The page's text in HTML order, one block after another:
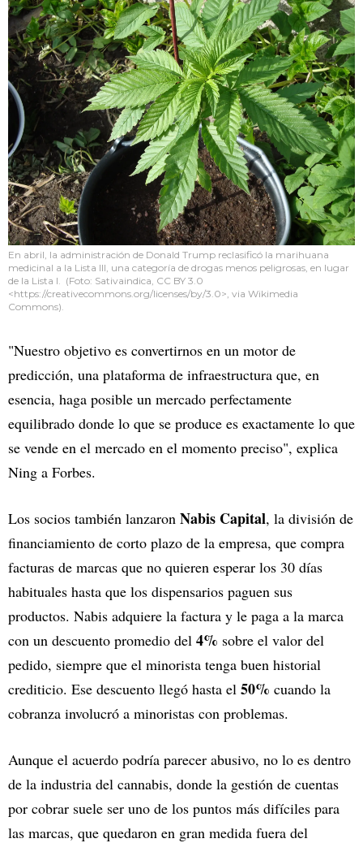
En abril, la administración de Donald Trump reclasificó la marihuana
medicinal a la Lista III, una categoría de drogas menos peligrosas, en lugar
de la Lista I. (Foto: Sativaindica, CC BY 3.0
<https://creativecommons.org/licenses/by/3.0>, via Wikimedia
Commons).
"Nuestro objetivo es convertirnos en un motor de
predicción, una plataforma de infraestructura que, en
esencia, haga posible un mercado perfectamente
equilibrado donde lo que se produce es exactamente lo que
se vende en el mercado en el momento preciso", explica
Ning a Forbes.
Los socios también lanzaron Nabis Capital, la división de
financiamiento de corto plazo de la empresa, que compra
facturas de marcas que no quieren esperar los 30 días
habituales hasta que los dispensarios paguen sus
productos. Nabis adquiere la factura y le paga a la marca
con un descuento promedio del 4% sobre el valor del
pedido, siempre que el minorista tenga buen historial
crediticio. Ese descuento llegó hasta el 50% cuando la
cobranza involucró a minoristas con problemas.
Aunque el acuerdo podría parecer abusivo, no lo es dentro
de la industria del cannabis, donde la gestión de cuentas
por cobrar suele ser uno de los puntos más difíciles para
las marcas, que quedaron en gran medida fuera del